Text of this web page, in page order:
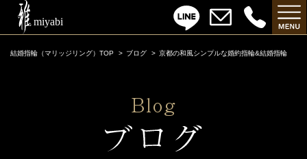
結婚指輪（マリッジリング）TOP ブログ 京都の和風シンプルな婚約指輪&結婚指輪